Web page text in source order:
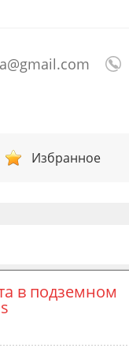
Избранное
в подземном